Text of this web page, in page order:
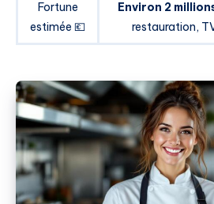
Fortune
estimée 💶
Environ 2
restauration,